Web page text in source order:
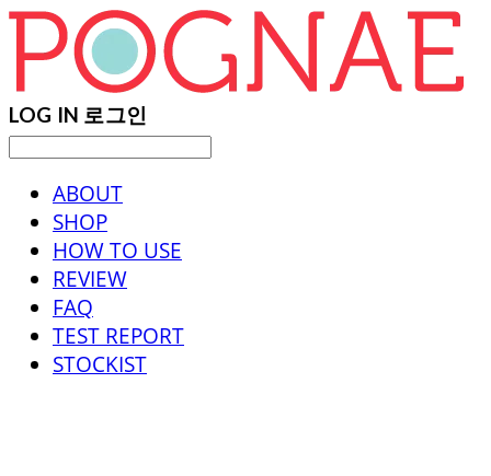
LOG IN 로그인
ABOUT
SHOP
HOW TO USE
REVIEW
FAQ
TEST REPORT
STOCKIST